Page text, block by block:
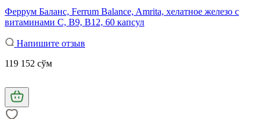
Феррум Баланс, Ferrum Balance, Amrita, хелатное железо с
витаминами С, В9, В12, 60 капсул
Напишите отзыв
119 152 сўм